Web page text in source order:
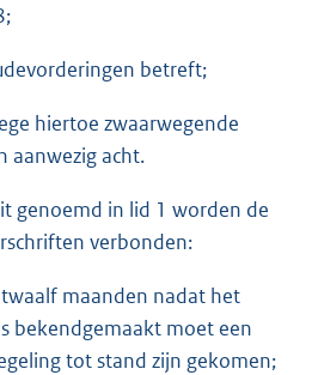
betreft;
hiertoe zwaarwegende
aanwezig acht.
genoemd in lid 1 worden de
verbonden:
maanden nadat het
bekendgemaakt moet een
tot stand zijn gekomen;